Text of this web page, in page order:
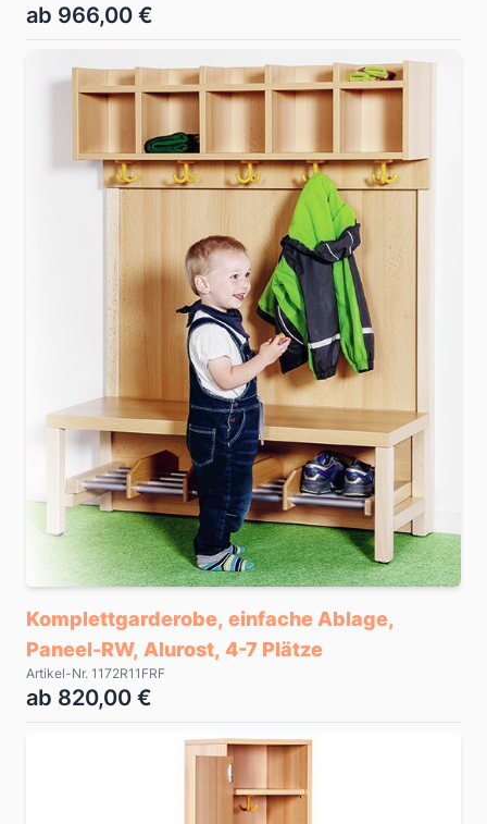
ab 966,00 €
Komplettgarderobe, einfache Ablage,
Paneel-RW, Alurost, 4-7 Plätze
Artikel-Nr. 1172R11FRF
ab 820,00 €